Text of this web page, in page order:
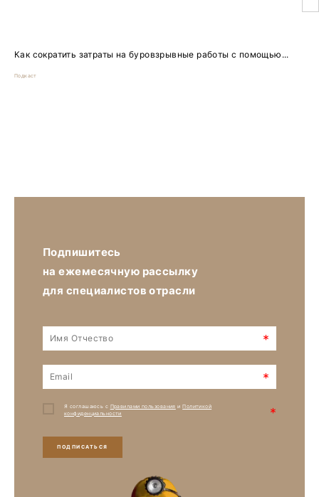
Как сократить затраты на буровзрывные работы с помощью...
Подкаст
Подпишитесь
на ежемесячную рассылку
для специалистов отрасли
*
*
Я соглашаюсь с Правилами пользования иПолитикой
конфиденциальности
*
ПОДПИСАТЬСЯ